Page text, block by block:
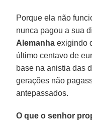
Porque ela não
nunca pagou a sua
Alemanha exigindo
último centavo de
base na anistia das
gerações não
antepassados.
O que o senhor